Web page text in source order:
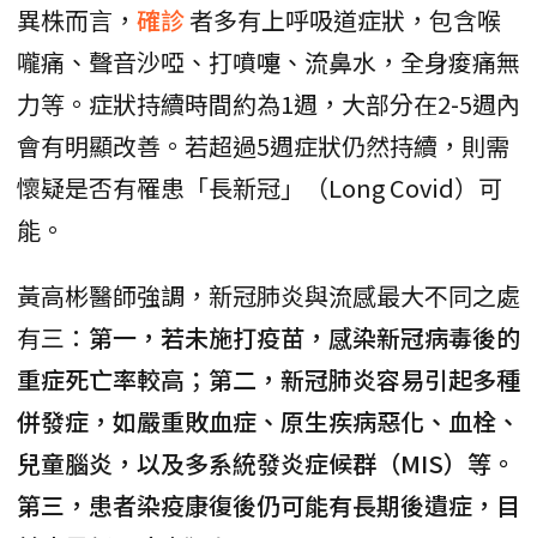
異株而言， 確診者多有上呼吸道症狀，包含喉
嚨痛、聲音沙啞、打噴嚏、流鼻水，全身痠痛無
力等。症狀持續時間約為1週，大部分在2-5週內
會有明顯改善。若超過5週症狀仍然持續，則需
懷疑是否有罹患「長新冠」（Long Covid）可
能。
黃高彬醫師強調，新冠肺炎與流感最大不同之處
有三： 第一，若未施打疫苗，感染新冠病毒後的
重症死亡率較高；第二，新冠肺炎容易引起多種
併發症，如嚴重敗血症、原生疾病惡化、血栓、
兒童腦炎，以及多系統發炎症候群（MIS）等。
第三，患者染疫康復後仍可能有長期後遺症，目